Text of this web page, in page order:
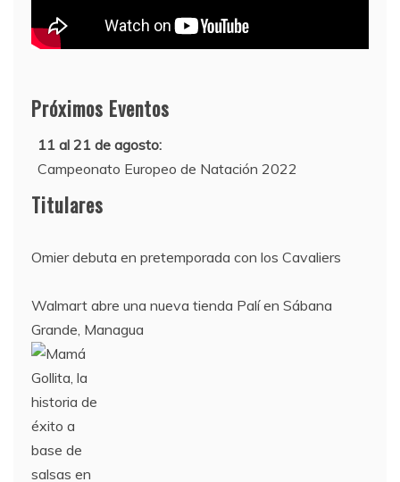
Próximos Eventos
11 al 21 de agosto:
Campeonato Europeo de Natación 2022
12 de agosto:
Empieza La Liga 2022-2023
Titulares
Omier debuta en pretemporada con los Cavaliers
Walmart abre una nueva tienda Palí en Sábana
Grande, Managua